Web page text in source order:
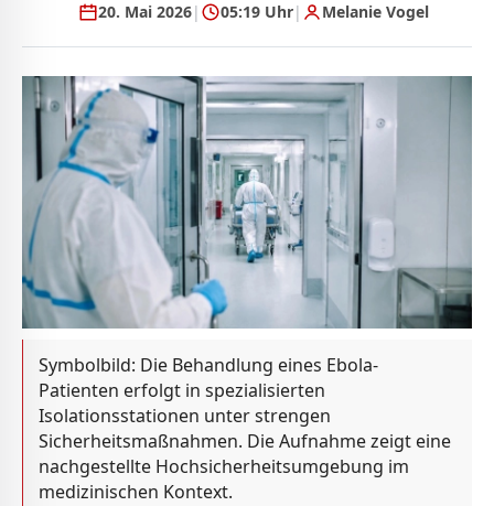
20. Mai 2026| 05:19 Uhr| Melanie Vogel
Symbolbild: Die Behandlung eines Ebola-
Patienten erfolgt in spezialisierten
Isolationsstationen unter strengen
Sicherheitsmaßnahmen. Die Aufnahme zeigt eine
nachgestellte Hochsicherheitsumgebung im
medizinischen Kontext.